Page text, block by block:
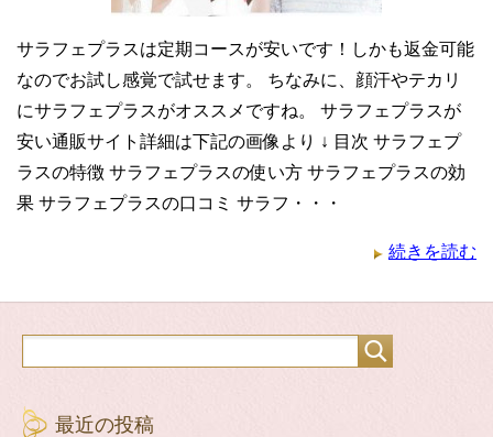
サラフェプラスは定期コースが安いです！しかも返金可能
なのでお試し感覚で試せます。 ちなみに、顔汗やテカリ
にサラフェプラスがオススメですね。 サラフェプラスが
安い通販サイト詳細は下記の画像より ↓ 目次 サラフェプ
ラスの特徴 サラフェプラスの使い方 サラフェプラスの効
果 サラフェプラスの口コミ サラフ・・・
続きを読む
最近の投稿